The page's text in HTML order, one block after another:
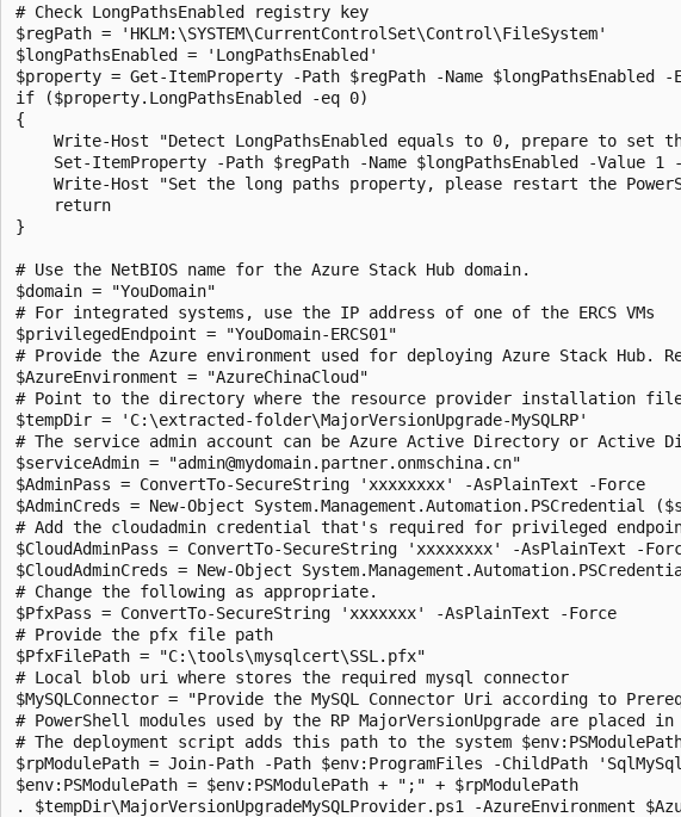
# Check LongPathsEnabled registry key
$regPath = 'HKLM:\SYSTEM\CurrentControlSet\Control\FileSystem'
$longPathsEnabled = 'LongPathsEnabled'
$property = Get-ItemProperty -Path $regPath -Name $longPathsEnabled
if ($property.LongPathsEnabled -eq 0)
{
Write-Host "Detect LongPathsEnabled equals to 0, prepare to set
Set-ItemProperty -Path $regPath -Name $longPathsEnabled -Value 1
Write-Host "Set the long paths property, please restart the
    return
}
# Use the NetBIOS name for the Azure Stack Hub domain.
$domain = "YouDomain"
# For integrated systems, use the IP address of one of the ERCS VMs
$privilegedEndpoint = "YouDomain-ERCS01"
# Provide the Azure environment used for deploying Azure Stack Hub.
$AzureEnvironment = "AzureChinaCloud"
# Point to the directory where the resource provider installation
$tempDir = 'C:\extracted-folder\MajorVersionUpgrade-MySQLRP'
# The service admin account can be Azure Active Directory or Active
$serviceAdmin = "admin@mydomain.partner.onmschina.cn"
$AdminPass = ConvertTo-SecureString 'xxxxxxxx' -AsPlainText -Force
$AdminCreds = New-Object System.Management.Automation.PSCredential
# Add the cloudadmin credential that's required for privileged
$CloudAdminPass = ConvertTo-SecureString 'xxxxxxxx' -AsPlainText -
$CloudAdminCreds = New-Object
# Change the following as appropriate.
$PfxPass = ConvertTo-SecureString 'xxxxxxx' -AsPlainText -Force
# Provide the pfx file path
$PfxFilePath = "C:\tools\mysqlcert\SSL.pfx"
# Local blob uri where stores the required mysql connector
$MySQLConnector = "Provide the MySQL Connector Uri according to
# PowerShell modules used by the RP MajorVersionUpgrade are placed in
# The deployment script adds this path to the system
$rpModulePath = Join-Path -Path $env:ProgramFiles -ChildPath
$env:PSModulePath = $env:PSModulePath + ";" + $rpModulePath
. $tempDir\MajorVersionUpgradeMySQLProvider.ps1 -AzureEnvironment